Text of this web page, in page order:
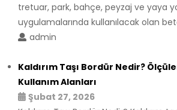
tretuar, park, bahçe, peyzaj ve yaya
uygulamalarında kullanılacak olan
admin
Kaldırım Taşı Bordür Nedir?
Kullanım Alanları
Şubat 27, 2026